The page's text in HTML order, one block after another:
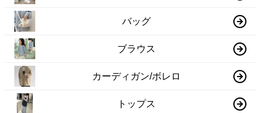
バッグ
ブラウス
カーディガン/ボレロ
トップス